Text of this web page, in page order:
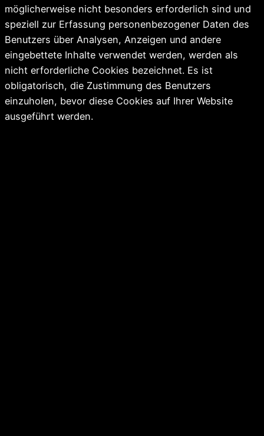
möglicherweise nicht besonders erforderlich sind und
speziell zur Erfassung personenbezogener Daten des
Benutzers über Analysen, Anzeigen und andere
eingebettete Inhalte verwendet werden, werden als
nicht erforderliche Cookies bezeichnet. Es ist
obligatorisch, die Zustimmung des Benutzers
einzuholen, bevor diese Cookies auf Ihrer Website
ausgeführt werden.